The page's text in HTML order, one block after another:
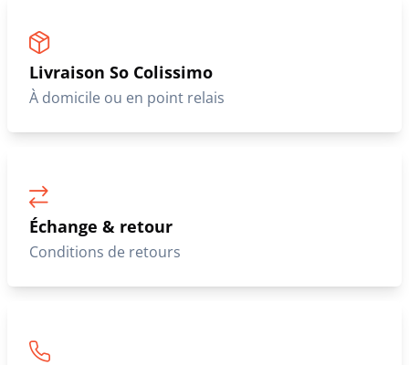
Livraison So Colissimo
À domicile ou en point relais
Échange & retour
Conditions de retours